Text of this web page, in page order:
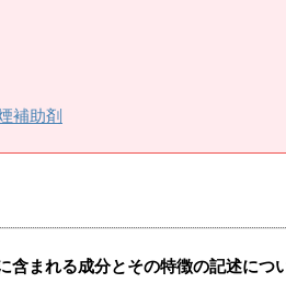
補助剤
含まれる成分とその特徴の記述につ